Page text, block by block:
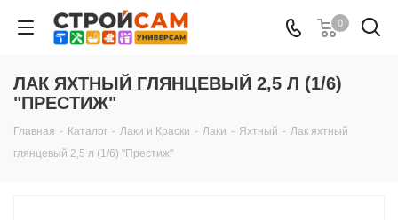
0
ЛАК ЯХТНЫЙ ГЛЯНЦЕВЫЙ 2,5 Л (1/6)
"ПРЕСТИЖ"
Главная - Каталог - Лаки и Краски - Лаки - Яхтный - Лак яхтный
глянцевый 2,5 л (1/6) "Престиж"